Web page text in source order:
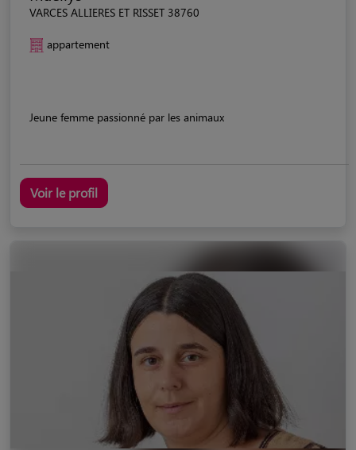
VARCES ALLIERES ET RISSET 38760
appartement
Jeune femme passionné par les animaux
Voir le profil